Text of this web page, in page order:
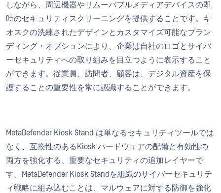
しながら、周辺機器やリムーバブルメディアデバイスの即
時のセキュリティスクリーニングを提供することです。キ
オスクの洗練されたデザインとカスタマイズ可能なブラン
ディング・オプションにより、企業は自社のロゴとサイバ
ーセキュリティへの取り組みを目立つように表示すること
ができます。従業員、訪問者、顧客は、デジタル資産を保
護することの重要性を常に認識することができます。
MetaDefender Kiosk Stand は単なるセキュリティツールでは
なく、互換性のあるKiosk ハードウェアの配備と有効性の
両方を強化する、重要なセキュリティの追加レイヤーで
す。MetaDefender Kiosk Standを組織のサイバーセキュリテ
ィ戦略に組み込むことは、マルウェアに対する防御を強化